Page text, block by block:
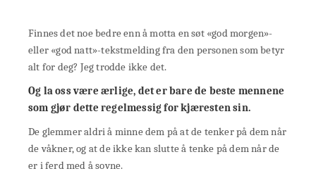
Finnes det noe bedre enn å motta en søt «god morgen»-
eller «god natt»-tekstmelding fra den personen som betyr
alt for deg? Jeg trodde ikke det.
Og la oss være ærlige, det er bare de beste mennene
som gjør dette regelmessig for kjæresten sin.
De glemmer aldri å minne dem på at de tenker på dem når
de våkner, og at de ikke kan slutte å tenke på dem når de
er i ferd med å sovne.